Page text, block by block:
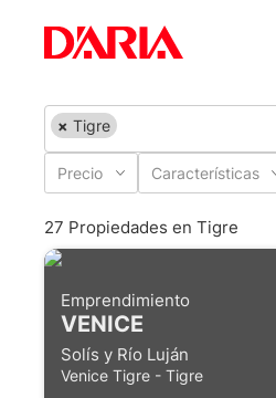
× Tigre
Precio Características
27 Propiedades en Tigre
Emprendimiento
VENICE
Solís y Río Luján
Venice Tigre - Tigre